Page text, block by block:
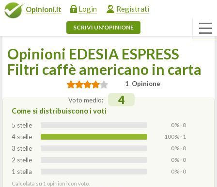
Opinioni.it Login Registrati
SCRIVI UN'OPINIONE
Opinioni EDESIA ESPRESS
Filtri caffè americano in carta
1 Opinione
Voto medio: 4
Come si distribuiscono i voti
5 stelle 0% · 0
4 stelle 100% · 1
3 stelle 0% · 0
2 stelle 0% · 0
1 stella 0% · 0
Calcolata su 1 opinioni con voto.